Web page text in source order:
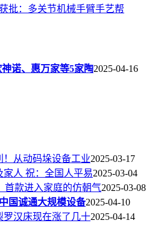
批：多关节机械手臂手艺帮
神诺、惠万家等5家陶2025-04-16
从动码垛设备工业2025-03-17
人 祝：全国人平易2025-03-04
首款进入家庭的仿朝气2025-03-08
国诚通大规模设备2025-04-10
罗汉床现在涨了几十2025-04-14